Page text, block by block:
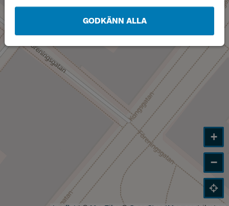
GODKÄNN ALLA
+
−